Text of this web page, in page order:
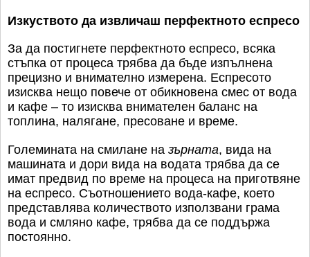
Изкуството да извличаш перфектното еспресо
За да постигнете перфектното еспресо, всяка
стъпка от процеса трябва да бъде изпълнена
прецизно и внимателно измерена. Еспресото
изисква нещо повече от обикновена смес от вода
и кафе – то изисква внимателен баланс на
топлина, налягане, пресоване и време.
Големината на смилане на зърната, вида на
машината и дори вида на водата трябва да се
имат предвид по време на процеса на приготвяне
на еспресо. Съотношението вода-кафе, което
представлява количеството използвани грама
вода и смляно кафе, трябва да се поддържа
постоянно.